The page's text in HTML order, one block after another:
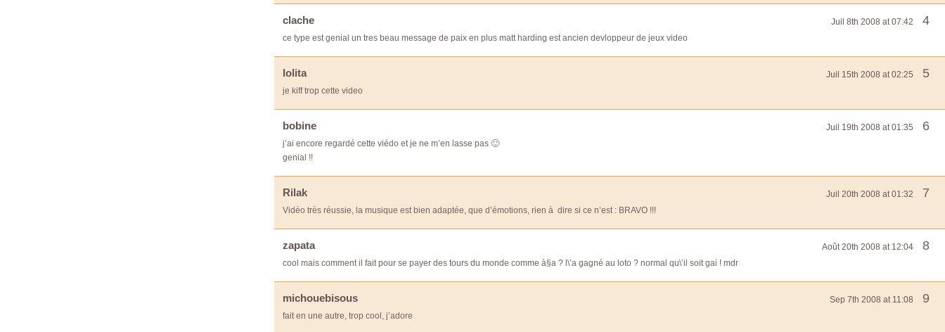
clache Juil 8th 2008 at 07:42 4
ce type est genial un tres beau message de paix en plus matt harding est ancien devloppeur de jeux video
lolita Juil 15th 2008 at 02:25 5
je kiff trop cette video
bobine Juil 19th 2008 at 01:35 6
j’ai encore regardé cette viédo et je ne m’en lasse pas 🙂
genial !!
Rilak Juil 20th 2008 at 01:32 7
Vidéo très réussie, la musique est bien adaptée, que d’émotions, rien à dire si ce n’est : BRAVO !!!
zapata Août 20th 2008 at 12:04 8
cool mais comment il fait pour se payer des tours du monde comme à§a ? l\’a gagné au loto ? normal qu\’il soit gai ! mdr
michouebisous Sep 7th 2008 at 11:08 9
fait en une autre, trop cool, j’adore